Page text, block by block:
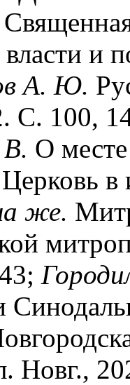
и
А. Ю.
С. 100,
О
же.
Новг.,